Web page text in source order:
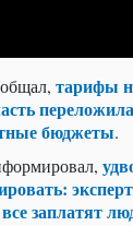
тарифы
бюджеты.
заплатят